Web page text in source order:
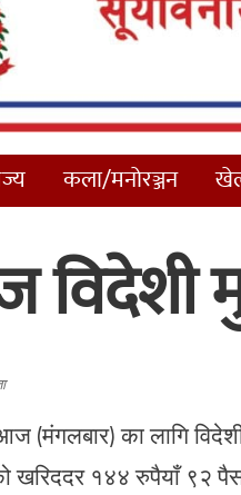
कला/मनोरञ्जन
(मंगलबार) का लागि
१४४ रुपैयाँ ९२